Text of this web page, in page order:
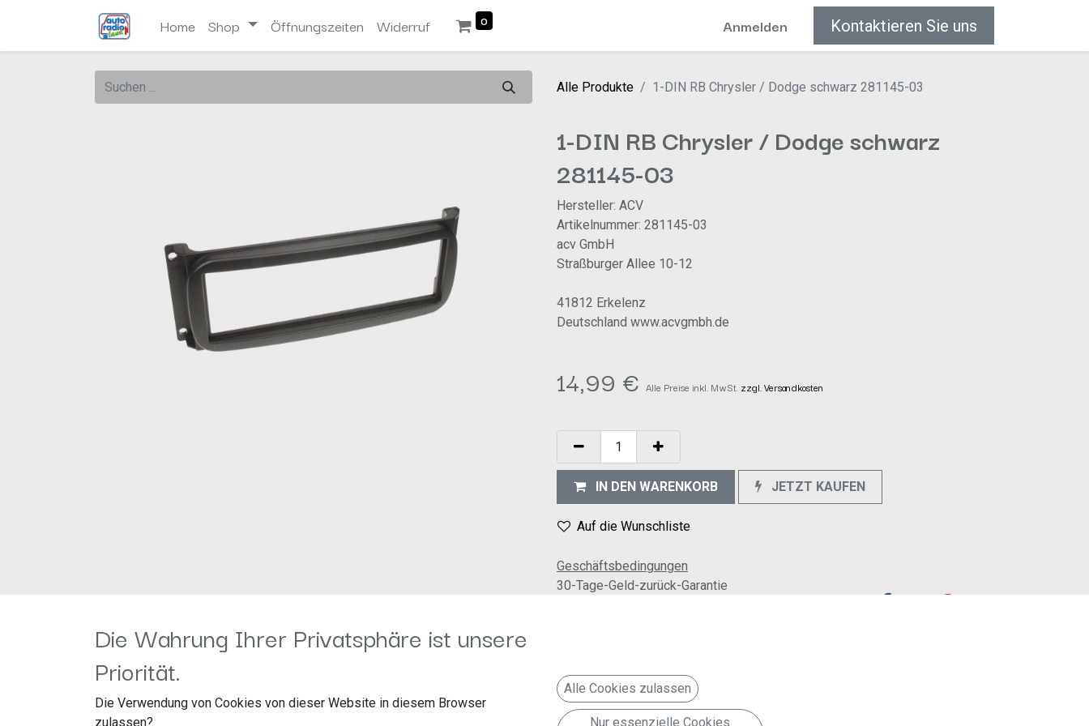
Home Shop Öffnungszeiten Widerruf 0 Anmelden Kontaktieren Sie uns
Alle Produkte 1-DIN RB Chrysler / Dodge schwarz 281145-03
1-DIN RB Chrysler / Dodge schwarz
281145-03
Hersteller: ACV
Artikelnummer: 281145-03
acv GmbH
Straßburger Allee 10-12
41812 Erkelenz
Deutschland www.acvgmbh.de
14,99 € Alle Preise inkl. MwSt. zzgl. Versandkosten
IN DEN WARENKORB JETZT KAUFEN
Auf die Wunschliste
Geschäftsbedingungen
30-Tage-Geld-zurück-Garantie
Die Wahrung Ihrer Privatsphäre ist unsere
Priorität.
Die Verwendung von Cookies von dieser Website in diesem Browser
zulassen?
Alle Cookies zulassen
Nur essenzielle Cookies